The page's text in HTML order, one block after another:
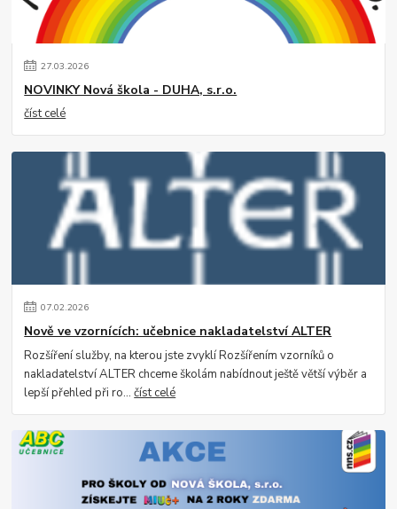
27.03.2026
NOVINKY Nová škola - DUHA, s.r.o.
číst celé
07.02.2026
Nově ve vzornících: učebnice nakladatelství ALTER
Rozšíření služby, na kterou jste zvyklí Rozšířením vzorníků o
nakladatelství ALTER chceme školám nabídnout ještě větší výběr a
lepší přehled při ro...číst celé